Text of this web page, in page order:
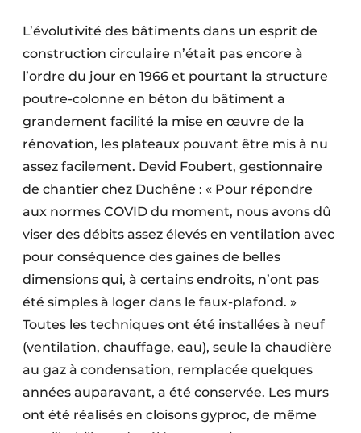
L’évolutivité des bâtiments dans un esprit de
construction circulaire n’était pas encore à
l’ordre du jour en 1966 et pourtant la structure
poutre-colonne en béton du bâtiment a
grandement facilité la mise en œuvre de la
rénovation, les plateaux pouvant être mis à nu
assez facilement. Devid Foubert, gestionnaire
de chantier chez Duchêne : « Pour répondre
aux normes COVID du moment, nous avons dû
viser des débits assez élevés en ventilation avec
pour conséquence des gaines de belles
dimensions qui, à certains endroits, n’ont pas
été simples à loger dans le faux-plafond. »
Toutes les techniques ont été installées à neuf
(ventilation, chauffage, eau), seule la chaudière
au gaz à condensation, remplacée quelques
années auparavant, a été conservée. Les murs
ont été réalisés en cloisons gyproc, de même